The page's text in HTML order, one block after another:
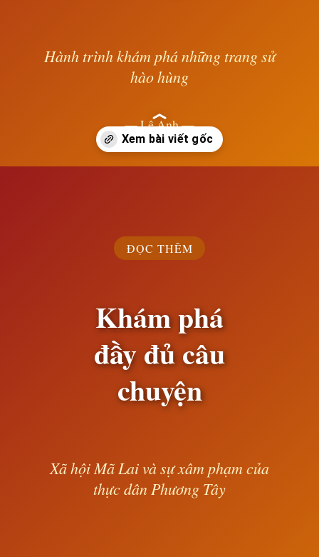
Hành trình khám phá những trang sử
hào hùng
— Lê Anh —
ĐỌC THÊM
Khám phá
đầy đủ câu
chuyện
Xã hội Mã Lai và sự xâm phạm của
thực dân Phương Tây